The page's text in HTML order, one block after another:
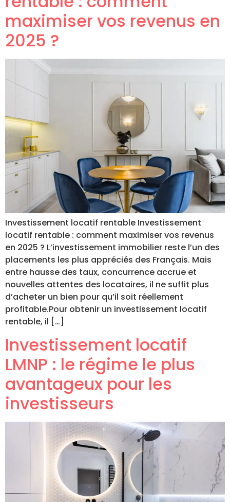
maximiser vos revenus en
2025 ?
Investissement locatif rentable Investissement
locatif rentable : comment maximiser vos revenus
en 2025 ? L’investissement immobilier reste l’un des
placements les plus appréciés des Français. Mais
entre hausse des taux, concurrence accrue et
nouvelles attentes des locataires, il ne suffit plus
d’acheter un bien pour qu’il soit réellement
profitable.Pour obtenir un investissement locatif
rentable, il […]
Investissement locatif
LMNP : le régime le plus
avantageux pour les
investisseurs